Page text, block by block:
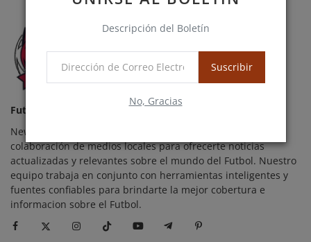
Descripción del Boletín
Suscribir
No, Gracias
FutbolerosNews
News combina la tecnología avanzada de IA con la
colaboración de medios locales para ofrecerte noticias
actualizadas y relevantes sobre el mundo del Futbol. Nuestro
equipo trabaja en conjunto con herramientas inteligentes y
fuentes confiables para brindarte la mejor cobertura e
informacion sobre el Futbol.